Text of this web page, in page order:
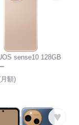
sense10 128GB
額)
♥